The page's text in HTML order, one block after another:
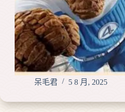
呆毛君 5 8 月, 2025